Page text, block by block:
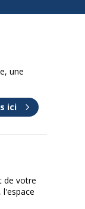
une
ici
de votre